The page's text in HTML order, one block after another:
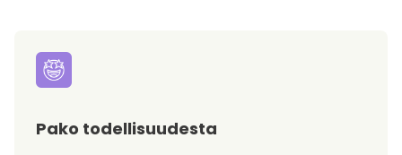
Pako todellisuudesta